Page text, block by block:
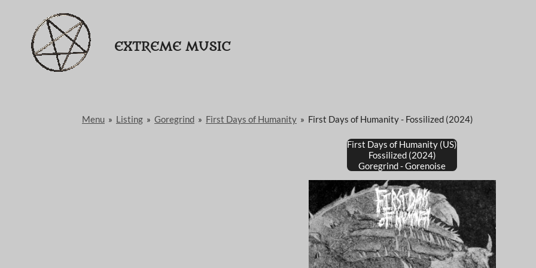
contenu
principal
EXTREME MUSIC
Menu » Listing » Goregrind » First Days of Humanity » First Days of Humanity - Fossilized (2024)
First Days of Humanity (US)
Fossilized (2024)
Goregrind - Gorenoise